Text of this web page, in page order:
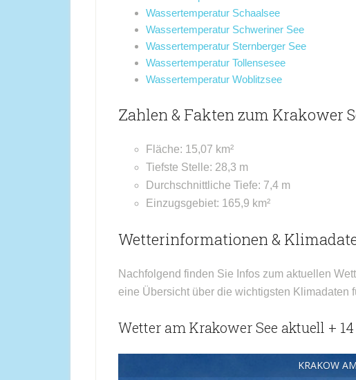
Wassertemperatur Schaalsee
Wassertemperatur Schweriner See
Wassertemperatur Sternberger See
Wassertemperatur Tollensesee
Wassertemperatur Woblitzsee
Zahlen & Fakten zum Krakower
Fläche: 15,07 km²
Tiefste Stelle: 28,3 m
Durchschnittliche Tiefe: 7,4 m
Einzugsgebiet: 165,9 km²
Wetterinformationen &
Nachfolgend finden Sie Infos zum aktuellen
eine Übersicht über die wichtigsten Klimadaten
Wetter am Krakower See aktuell +
KRAKOW